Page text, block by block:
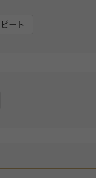
ート